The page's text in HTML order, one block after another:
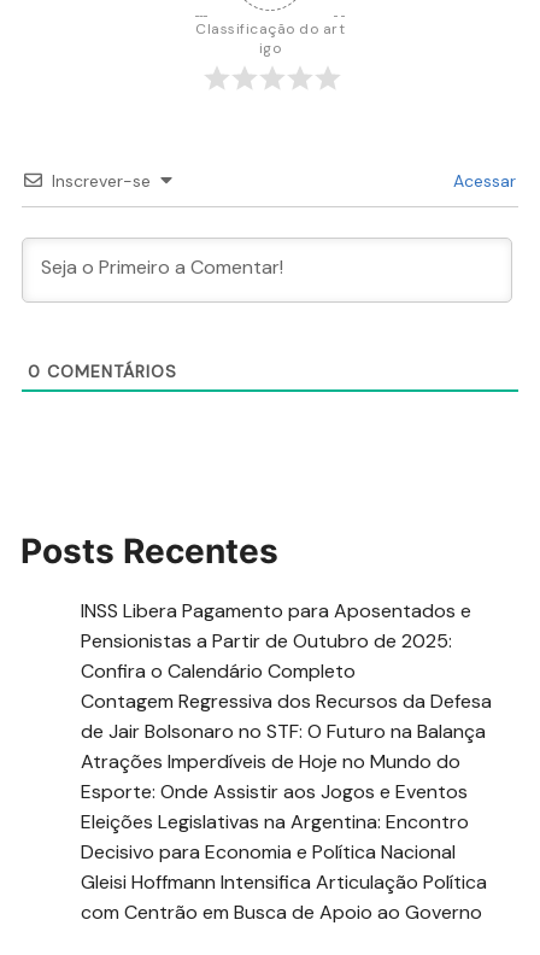
Classificação do art
igo
Inscrever-se Acessar
0 COMENTÁRIOS
Posts Recentes
INSS Libera Pagamento para Aposentados e
Pensionistas a Partir de Outubro de 2025:
Confira o Calendário Completo
Contagem Regressiva dos Recursos da Defesa
de Jair Bolsonaro no STF: O Futuro na Balança
Atrações Imperdíveis de Hoje no Mundo do
Esporte: Onde Assistir aos Jogos e Eventos
Eleições Legislativas na Argentina: Encontro
Decisivo para Economia e Política Nacional
Gleisi Hoffmann Intensifica Articulação Política
com Centrão em Busca de Apoio ao Governo